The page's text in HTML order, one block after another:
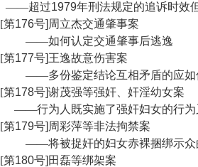
——超过1979年刑法规定的追诉时效
[第176号] 周立杰交通肇事案
——如何认定交通肇事后逃逸
[第177号]王逸故意伤害案
——多份鉴定结论互相矛盾的应如
[第178号]谢茂强等强奸、奸淫幼女案
——行为人既实施了强奸妇女的行为
[第179号] 周彩萍等非法拘禁案
——将被捉奸的妇女赤裸捆绑示众
[第180号] 田磊等绑架案